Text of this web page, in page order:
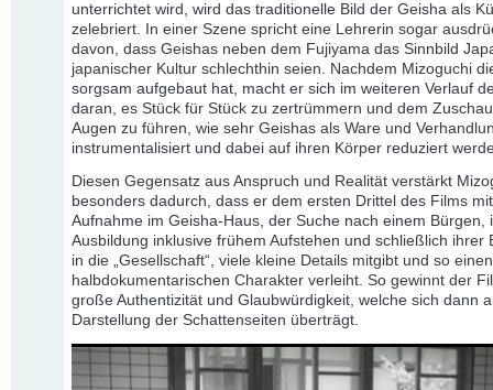
unterrichtet wird, wird das traditionelle Bild der Geisha als
zelebriert. In einer Szene spricht eine Lehrerin sogar
davon, dass Geishas neben dem Fujiyama das Sinnbild
japanischer Kultur schlechthin seien. Nachdem Mizoguchi
sorgsam aufgebaut hat, macht er sich im weiteren Verlauf
daran, es Stück für Stück zu zertrümmern und dem
Augen zu führen, wie sehr Geishas als Ware und
instrumentalisiert und dabei auf ihren Körper reduziert
Diesen Gegensatz aus Anspruch und Realität verstärkt
besonders dadurch, dass er dem ersten Drittel des Films
Aufnahme im Geisha-Haus, der Suche nach einem Bürgen,
Ausbildung inklusive frühem Aufstehen und schließlich ihrer
in die „Gesellschaft“, viele kleine Details mitgibt und so
halbdokumentarischen Charakter verleiht. So gewinnt der
große Authentizität und Glaubwürdigkeit, welche sich dann
Darstellung der Schattenseiten überträgt.